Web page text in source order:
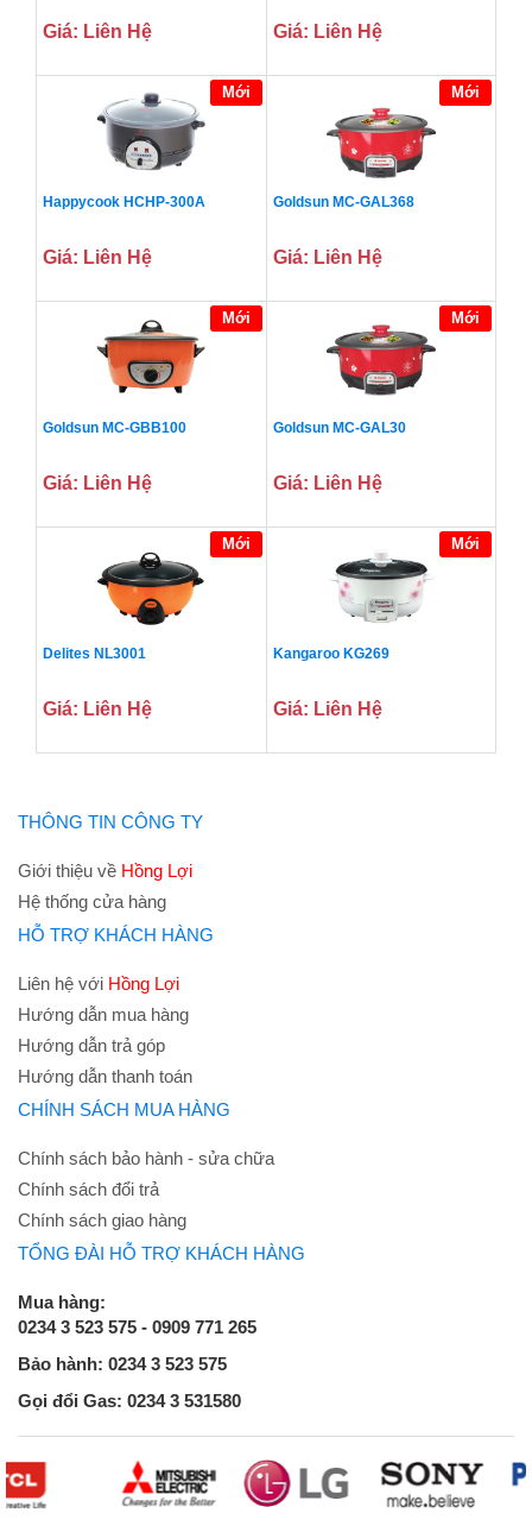
Giá: Liên Hệ Giá: Liên Hệ
Mới
Happycook HCHP-300A
Giá: Liên Hệ
Mới
Goldsun MC-GAL368
Giá: Liên Hệ
Mới
Goldsun MC-GBB100
Giá: Liên Hệ
Mới
Goldsun MC-GAL30
Giá: Liên Hệ
Mới
Delites NL3001
Giá: Liên Hệ
Mới
Kangaroo KG269
Giá: Liên Hệ
THÔNG TIN CÔNG TY
Giới thiệu về Hồng Lợi
Hệ thống cửa hàng
HỖ TRỢ KHÁCH HÀNG
Liên hệ với Hồng Lợi
Hướng dẫn mua hàng
Hướng dẫn trả góp
Hướng dẫn thanh toán
CHÍNH SÁCH MUA HÀNG
Chính sách bảo hành - sửa chữa
Chính sách đổi trả
Chính sách giao hàng
TỔNG ĐÀI HỖ TRỢ KHÁCH HÀNG
Mua hàng:
0234 3 523 575 - 0909 771 265
Bảo hành: 0234 3 523 575
Gọi đổi Gas: 0234 3 531580